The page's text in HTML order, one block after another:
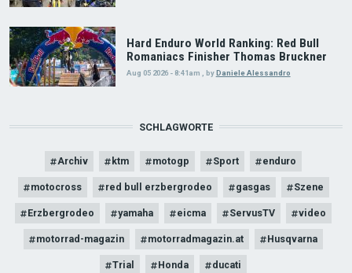
Hard Enduro World Ranking: Red Bull
Romaniacs Finisher Thomas Bruckner
Aug 05 2026 - 8:41am byDaniele Alessandro
SCHLAGWORTE
Archiv ktm motogp Sport enduro
motocross red bull erzbergrodeo gasgas Szene
Erzbergrodeo yamaha eicma ServusTV video
motorrad-magazin motorradmagazin.at Husqvarna
Trial Honda ducati